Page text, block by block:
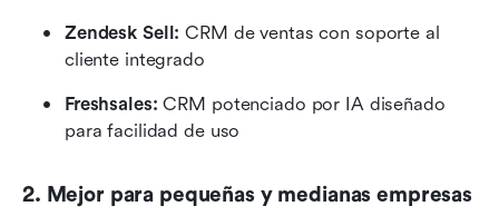
Zendesk Sell: CRM de ventas con soporte al
cliente integrado
Freshsales: CRM potenciado por IA diseñado
para facilidad de uso
2. Mejor para pequeñas y medianas empresas